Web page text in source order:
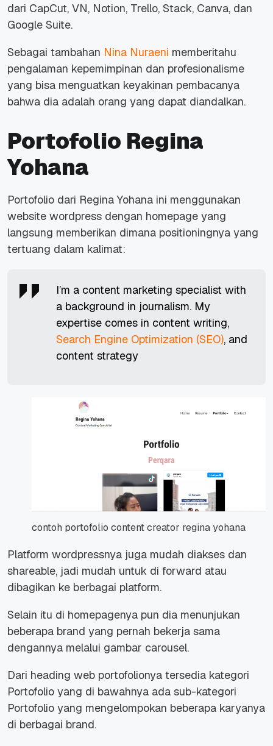
dari CapCut, VN, Notion, Trello, Stack, Canva, dan
Google Suite.
Sebagai tambahan Nina Nuraeni memberitahu
pengalaman kepemimpinan dan profesionalisme
yang bisa menguatkan keyakinan pembacanya
bahwa dia adalah orang yang dapat diandalkan.
Portofolio Regina
Yohana
Portofolio dari Regina Yohana ini menggunakan
website wordpress dengan homepage yang
langsung memberikan dimana positioningnya yang
tertuang dalam kalimat:
I’m a content marketing specialist with
a background in journalism. My
expertise comes in content writing,
Search Engine Optimization (SEO), and
content strategy
contoh portofolio content creator regina yohana
Platform wordpressnya juga mudah diakses dan
shareable, jadi mudah untuk di forward atau
dibagikan ke berbagai platform.
Selain itu di homepagenya pun dia menunjukan
beberapa brand yang pernah bekerja sama
dengannya melalui gambar carousel.
Dari heading web portofolionya tersedia kategori
Portofolio yang di bawahnya ada sub-kategori
Portofolio yang mengelompokan beberapa karyanya
di berbagai brand.